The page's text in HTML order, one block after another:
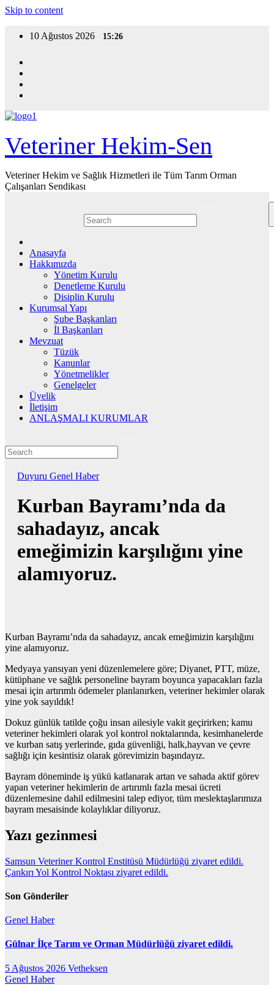
Skip to content
10 Ağustos 2026 15:26
Veteriner Hekim-Sen
Veteriner Hekim ve Sağlık Hizmetleri ile Tüm Tarım Orman
Çalışanları Sendikası
Anasayfa
Hakkımızda
Yönetim Kurulu
Denetleme Kurulu
Disiplin Kurulu
Kurumsal Yapı
Şube Başkanları
İl Başkanları
Mevzuat
Tüzük
Kanunlar
Yönetmelikler
Genelgeler
Üyelik
İletişim
ANLAŞMALI KURUMLAR
Duyuru Genel Haber
Kurban Bayramı’nda da
sahadayız, ancak
emeğimizin karşılığını yine
alamıyoruz.
Kurban Bayramı’nda da sahadayız, ancak emeğimizin karşılığını
yine alamıyoruz.
Medyaya yansıyan yeni düzenlemelere göre; Diyanet, PTT, müze,
kütüphane ve sağlık personeline bayram boyunca yapacakları fazla
mesai için artırımlı ödemeler planlanırken, veteriner hekimler olarak
yine yok sayıldık!
Dokuz günlük tatilde çoğu insan ailesiyle vakit geçirirken; kamu
veteriner hekimleri olarak yol kontrol noktalarında, kesimhanelerde
ve kurban satış yerlerinde, gıda güvenliği, halk,hayvan ve çevre
sağlığı için kesintisiz olarak görevimizin başındayız.
Bayram döneminde iş yükü katlanarak artan ve sahada aktif görev
yapan veteriner hekimlerin de artırımlı fazla mesai ücreti
düzenlemesine dahil edilmesini talep ediyor, tüm meslektaşlarımıza
bayram mesaisinde kolaylıklar diliyoruz.
Yazı gezinmesi
Samsun Veteriner Kontrol Enstitüsü Müdürlüğü ziyaret edildi.
Çankırı Yol Kontrol Noktası ziyaret edildi.
Son Gönderiler
Genel Haber
Gülnar İlçe Tarım ve Orman Müdürlüğü ziyaret edildi.
5 Ağustos 2026 Vetheksen
Genel Haber